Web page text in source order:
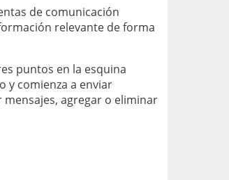
de comunicación
relevante de forma
puntos en la esquina
y comienza a enviar
agregar o eliminar